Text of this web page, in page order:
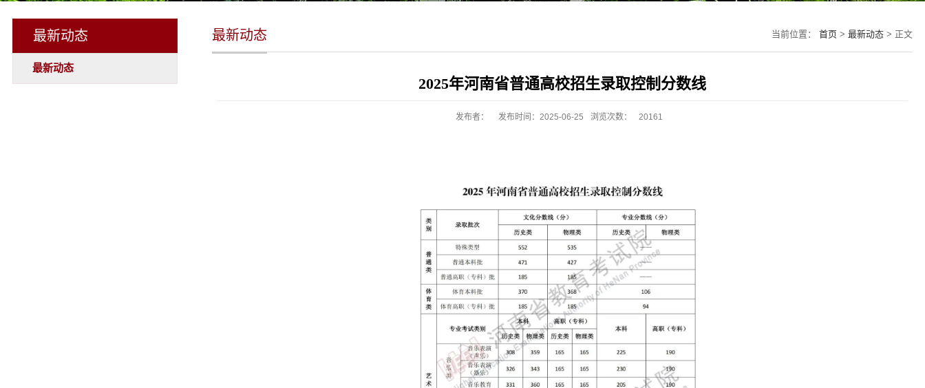
最新动态
最新动态
当前位置： 首页 > 最新动态 > 正文
最新动态
2025年河南省普通高校招生录取控制分数线
发布者： 发布时间：2025-06-25 浏览次数： 20161